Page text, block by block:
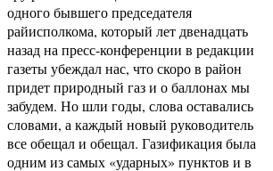
одного бывшего председателя
райисполкома, который лет двенадцать
назад на пресс-конференции в редакции
газеты убеждал нас, что скоро в район
придет природный газ и о баллонах мы
забудем. Но шли годы, слова оставались
словами, а каждый новый руководитель
все обещал и обещал. Газификация была
одним из самых «ударных» пунктов и в